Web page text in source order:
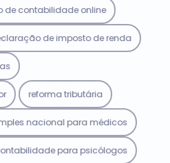
de contabilidade online
de imposto de renda
reforma tributária
nacional para médicos
para psicólogos